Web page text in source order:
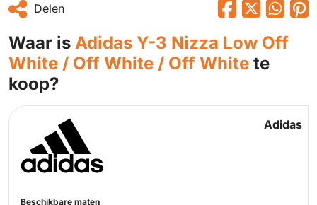
Delen
Waar is Adidas Y-3 Nizza Low Off
White / Off White / Off White te
koop?
Adidas
Beschikbare maten